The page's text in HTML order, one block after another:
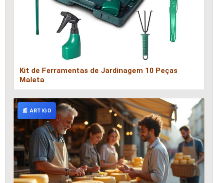
Kit de Ferramentas de Jardinagem 10 Peças
Maleta
📰 ARTIGO